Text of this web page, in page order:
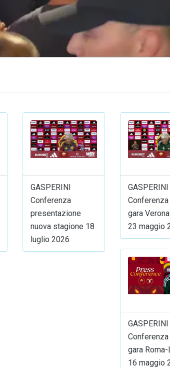
GASPERINI
Conferenza
presentazione
nuova stagione 18
luglio 2026
GASPERINI
Conferenza
gara
23 maggio
GASPERINI
Conferenza
gara
16 maggio